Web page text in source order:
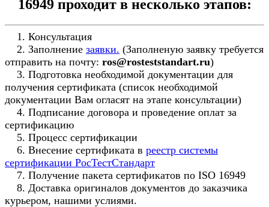
16949 проходит в несколько этапов:
1. Консультация
2. Заполнение заявки. (Заполненую заявку требуется
отправить на почту: ros@rosteststandart.ru)
3. Подготовка необходимой документации для
получения сертификата (список необходимой
документации Вам огласят на этапе консультации)
4. Подписание договора и проведение оплат за
сертификацию
5. Процесс сертификации
6. Внесение сертификата в реестр системы
сертификации РосТестСтандарт
7. Получение пакета сертификатов по ISO 16949
8. Доставка оригиналов документов до заказчика
курьером, нашими услиями.